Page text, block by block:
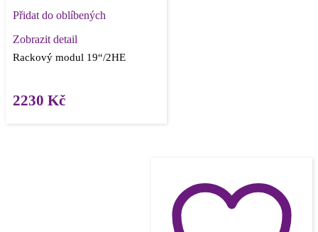
Přidat do oblíbených
Zobrazit detail
Rackový modul 19“/2HE
2230 Kč